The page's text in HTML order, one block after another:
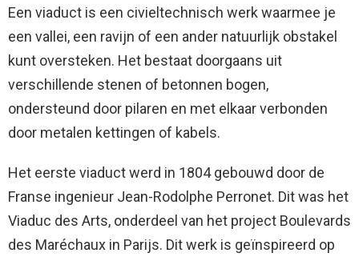
Een viaduct is een civieltechnisch werk waarmee je
een vallei, een ravijn of een ander natuurlijk obstakel
kunt oversteken. Het bestaat doorgaans uit
verschillende stenen of betonnen bogen,
ondersteund door pilaren en met elkaar verbonden
door metalen kettingen of kabels.
Het eerste viaduct werd in 1804 gebouwd door de
Franse ingenieur Jean-Rodolphe Perronet. Dit was het
Viaduc des Arts, onderdeel van het project Boulevards
des Maréchaux in Parijs. Dit werk is geïnspireerd op